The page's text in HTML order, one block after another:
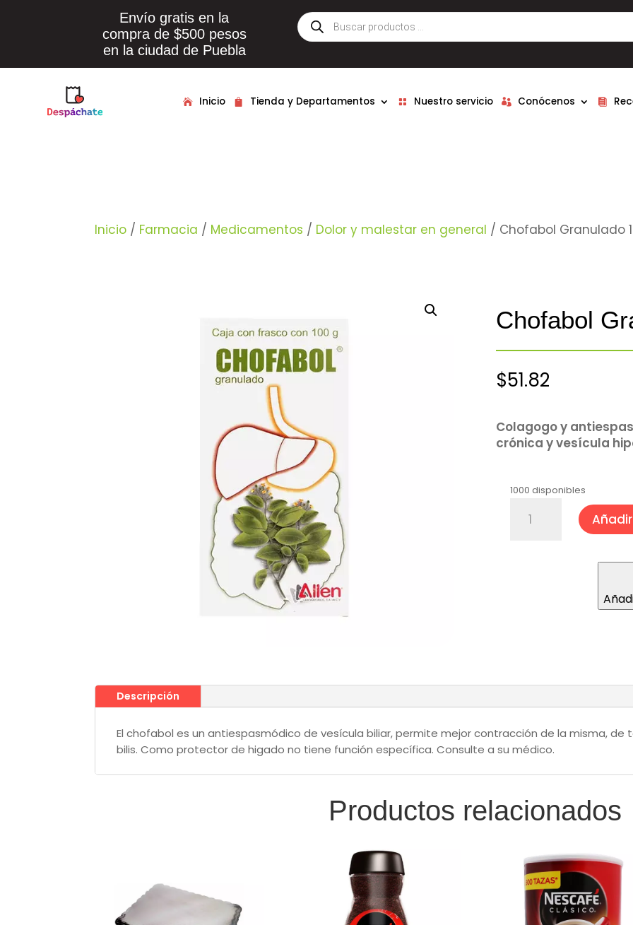
Envío gratis en la
compra de $500 pesos
en la ciudad de Puebla
Búsqueda
de
productos
Inicio Tienda y Departamentos Nuestro servicio Conócenos
Inicio / Farmacia / Medicamentos / Dolor y malestar en general / Chofabol Granulado
Chofabol
$51.82
Colagogo y
crónica y vesícula
1000 disponibles
Granulado
Descripción
El chofabol es un antiespasmódico de vesícula biliar, permite mejor contracción de la misma,
bilis. Como protector de higado no tiene función específica. Consulte a su médico.
Productos relacionados